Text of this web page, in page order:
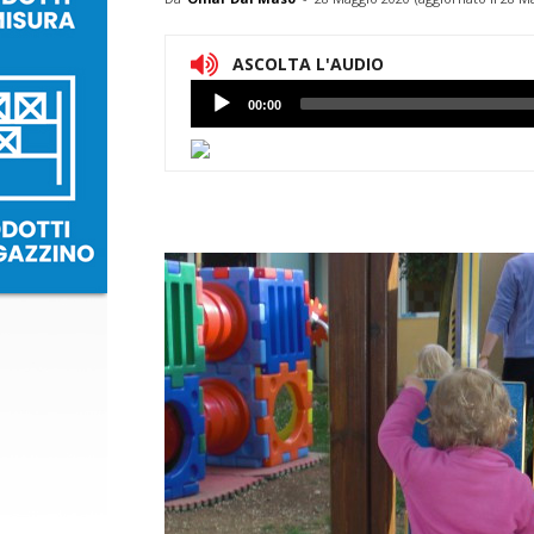
ASCOLTA L'AUDIO
Lettore
Audio
00:00